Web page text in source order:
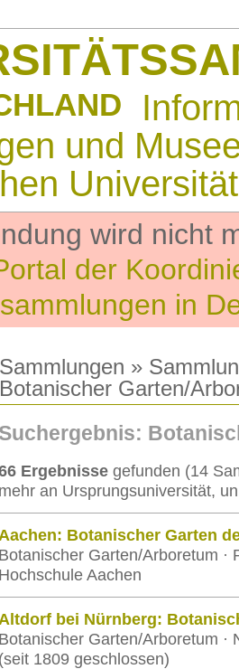
und
wird nicht
der
in
Sammlungen »
Botanischer Garten/
Suchergebnis:
Ergebnisse gefunden (14
mehr an Ursprungsuniversität,
Botanischer Garten
Botanischer Garten/Arboretum ·
Hochschule Aachen
bei Nürnberg:
Botanischer Garten/Arboretum ·
(seit 1809 geschlossen)